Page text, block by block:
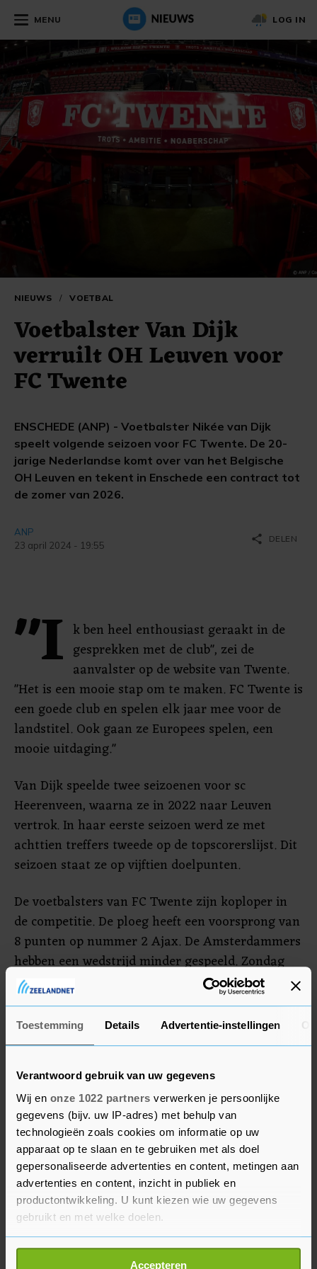
Toestemming Details Advertentie-instellingen
Verantwoord gebruik van uw gegevens
Wij en onze 1022 partners verwerken je persoonlijke
gegevens (bijv. uw IP-adres) met behulp van
technologieën zoals cookies om informatie op uw
apparaat op te slaan en te gebruiken met als doel
gepersonaliseerde advertenties en content, metingen aan
advertenties en content, inzicht in publiek en
productontwikkeling. U kunt kiezen wie uw gegevens
gebruikt en met welke doelen.
Als u het toestaat, willen we ook graag:
Accepteren
MENU LOG IN
NIEUWS / VOETBAL
Voetbalster Van Dijk
verruilt OH Leuven voor
FC Twente
ENSCHEDE (ANP) - Voetbalster Nikée van Dijk
speelt volgende seizoen voor FC Twente. De 20-
jarige Nederlandse komt over van het Belgische
OH Leuven en tekent in Enschede een contract tot
de zomer van 2026.
ANP
23 april 2024 - 19:55
share DELEN
"I k ben heel enthousiast geraakt in de
gesprekken met de club", zei de
aanvalster op de website van Twente.
"Het is een mooie stap om te maken. FC Twente is
een goede club en spelen elk jaar mee voor de
landstitel. Ook gaan ze Europees spelen, een
mooie uitdaging."
Van Dijk speelde twee seizoenen voor sc
Heerenveen, waarna ze in 2022 naar Leuven
vertrok. In haar eerste seizoen werd ze met
achttien treffers tweede op de topscorerslijst. Dit
seizoen staat ze op vijftien doelpunten.
De voetbalsters van FC Twente zijn koploper in
de competitie. De ploeg heeft een voorsprong van
8 punten op nummer 2 Ajax. De Amsterdammers
hebben een wedstrijd minder gespeeld. Zondag
liet Twente na om zich al te verzekeren van de
negende landstitel door gelijk te spelen bij FC
Utrecht (2-2).